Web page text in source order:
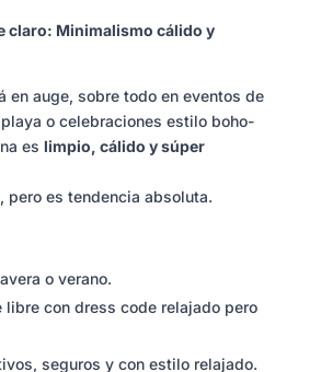
claro: Minimalismo cálido y
en auge, sobre todo en eventos de
o celebraciones estilo boho-
es limpio, cálido y súper
pero es tendencia absoluta.
o verano.
libre con dress code relajado pero
seguros y con estilo relajado.